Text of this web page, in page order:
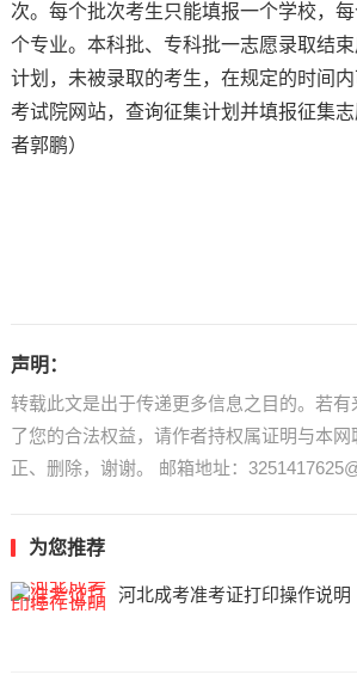
次。每个批次考生只能填报一个学校，
个专业。本科批、专科批一志愿录取结
计划，未被录取的考生，在规定的时间
考试院网站，查询征集计划并填报征集
者郭鹏）
声明：
转载此文是出于传递更多信息之目的。若
了您的合法权益，请作者持权属证明与本
正、删除，谢谢。 邮箱地址：
为您推荐
河北成考准考证打印操作说明